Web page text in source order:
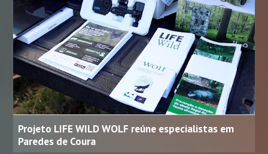
Projeto LIFE WILD WOLF reúne especialistas em
Paredes de Coura